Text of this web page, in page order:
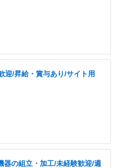
迎/昇給・賞与あり/サイト用
器の組立・加工/未経験歓迎/週